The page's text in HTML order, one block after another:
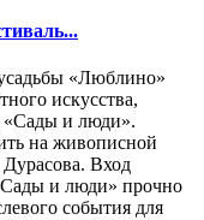
«Люблино»
искусства,
«Сады и люди».
на живописной
Вход
и люди» прочно
события для